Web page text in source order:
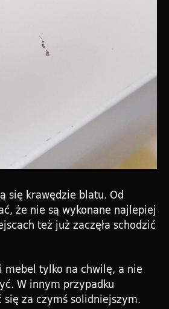
się krawędzie blatu. Od
że nie są wykonane najlepiej
też już zaczęła schodzić
mebel tylko na chwilę, a nie
W innym przypadku
za czymś solidniejszym.